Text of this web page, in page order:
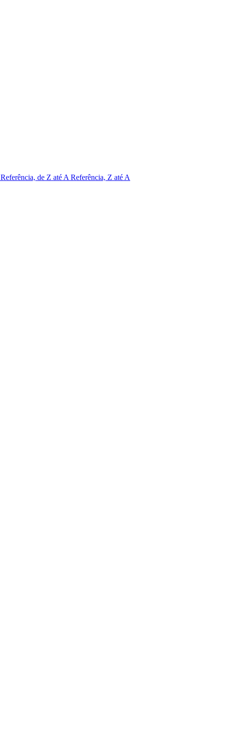
Referência, de Z até AReferência, Z até A